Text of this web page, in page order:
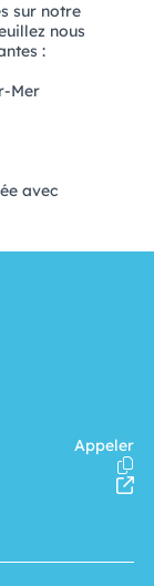
sur notre
nous
:
Mer
avec
Appeler